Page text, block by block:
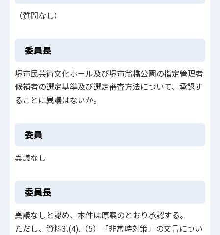
（質問なし）
委員長
堺市民芸術文化ホール及び堺市翁橋公園の指定管理者
候補者の選定基準及び選定審査方法について、承認す
ることに異議はないか。
委員
異議なし
委員長
異議なしと認め、本件は原案のとおり承認する。
ただし、資料3.(4).（5）「非常時対策」の文言につい